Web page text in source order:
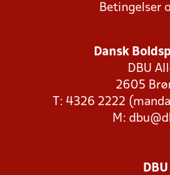
Betingelser
Dansk
DBU
2605
T: 4326 2222
M:
DBU